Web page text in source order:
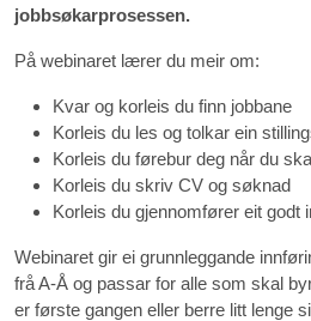
jobbsøkarprosessen.
På webinaret lærer du meir om:
Kvar og korleis du finn jobbane
Korleis du les og tolkar ein
Korleis du førebur deg når du
Korleis du skriv CV og søknad
Korleis du gjennomfører eit godt
Webinaret gir ei grunnleggande
frå A-Å og passar for alle som skal
er første gangen eller berre litt lenge